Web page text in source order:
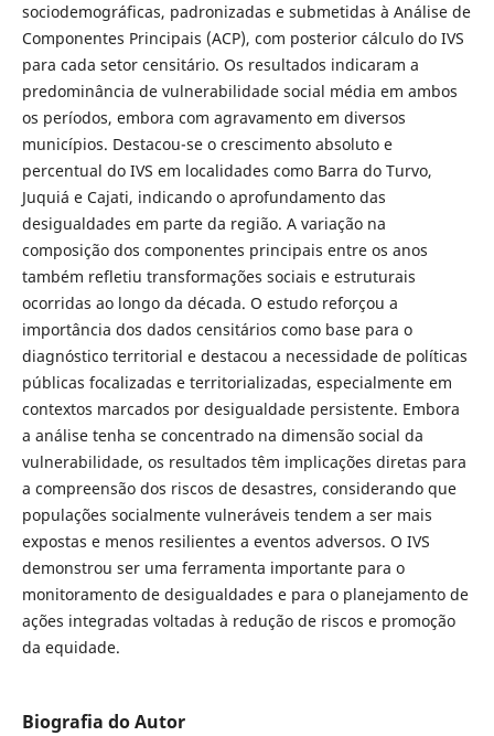
sociodemográficas, padronizadas e submetidas à Análise de
Componentes Principais (ACP), com posterior cálculo do IVS
para cada setor censitário. Os resultados indicaram a
predominância de vulnerabilidade social média em ambos
os períodos, embora com agravamento em diversos
municípios. Destacou-se o crescimento absoluto e
percentual do IVS em localidades como Barra do Turvo,
Juquiá e Cajati, indicando o aprofundamento das
desigualdades em parte da região. A variação na
composição dos componentes principais entre os anos
também refletiu transformações sociais e estruturais
ocorridas ao longo da década. O estudo reforçou a
importância dos dados censitários como base para o
diagnóstico territorial e destacou a necessidade de políticas
públicas focalizadas e territorializadas, especialmente em
contextos marcados por desigualdade persistente. Embora
a análise tenha se concentrado na dimensão social da
vulnerabilidade, os resultados têm implicações diretas para
a compreensão dos riscos de desastres, considerando que
populações socialmente vulneráveis tendem a ser mais
expostas e menos resilientes a eventos adversos. O IVS
demonstrou ser uma ferramenta importante para o
monitoramento de desigualdades e para o planejamento de
ações integradas voltadas à redução de riscos e promoção
da equidade.
Biografia do Autor